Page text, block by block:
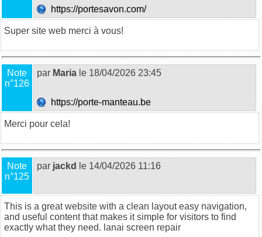
https://portesavon.com/
Super site web merci à vous!
Note
n°126
par Maria le 18/04/2026 23:45
https://porte-manteau.be
Merci pour cela!
Note
n°125
par jackd le 14/04/2026 11:16
This is a great website with a clean layout easy navigation,
and useful content that makes it simple for visitors to find
exactly what they need. lanai screen repair